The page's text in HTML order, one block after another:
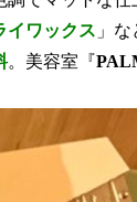
イワックス 」
。美容室『